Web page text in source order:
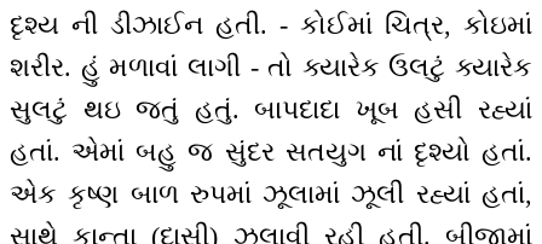
દૃશ્ય ની ડીઝાઈન હતી. - કોઈમાં ચિત્ર, કોઇમાં
શરીર. હું મળાવાં લાગી - તો ક્યારેક ઉલટું ક્યારેક
સુલટું થઇ જતું હતું. બાપદાદા ખૂબ હસી રહ્યાં
હતાં. એમાં બહુ જ સુંદર સતયુગ નાં દૃશ્યો હતાં.
એક કૃષ્ણ બાળ રુપમાં ઝૂલામાં ઝૂલી રહ્યાં હતાં,
સાથે કાન્તા (દાસી) ઝૂલાવી રહી હતી. બીજામાં